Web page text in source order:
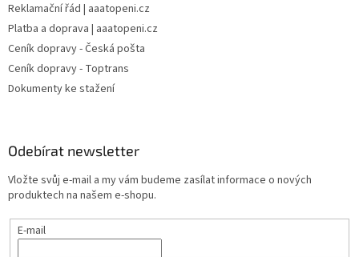
Reklamační řád | aaatopeni.cz
Platba a doprava | aaatopeni.cz
Ceník dopravy - Česká pošta
Ceník dopravy - Toptrans
Dokumenty ke stažení
Odebírat newsletter
Vložte svůj e-mail a my vám budeme zasílat informace o nových
produktech na našem e-shopu.
E-mail